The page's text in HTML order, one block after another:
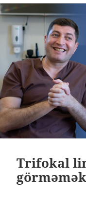
Trifokal
görməmək